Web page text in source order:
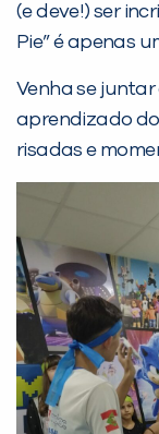
(e deve!) ser
Pie” é apenas
Venha se
aprendizado
risadas e
Não
inFlux
já